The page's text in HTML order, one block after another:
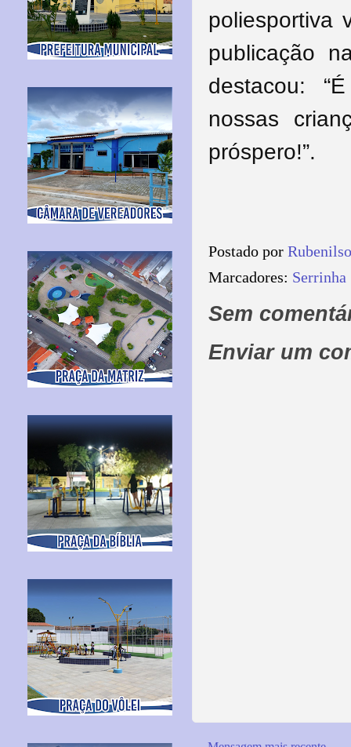
poliesportiva
publicação
destacou:
nossas
próspero!”.
Postado por
Marcadores: Serrinha
Sem
Enviar um